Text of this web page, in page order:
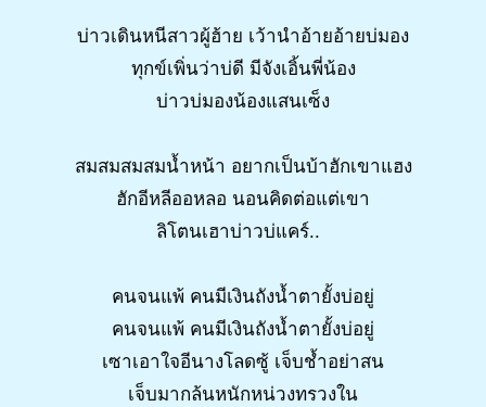
บ่าวเดินหนีสาวผู้ฮ้าย เว้านำอ้ายอ้ายบ่มอง
ทุกข์เพิ่นว่าบ่ดี มีจังเอิ้นพี่น้อง
บ่าวบ่มองน้องแสนเซ็ง
สมสมสมสมน้ำหน้า อยากเป็นบ้าฮักเขาแฮง
ฮักอีหลีออหลอ นอนคิดต่อแต่เขา
ลิโตนเฮาบ่าวบ่แคร์..
คนจนแพ้ คนมีเงินถังน้ำตายั้งบ่อยู่
คนจนแพ้ คนมีเงินถังน้ำตายั้งบ่อยู่
เซาเอาใจอีนางโลดซู้ เจ็บช้ำอย่าสน
เจ็บมากล้นหนักหน่วงทรวงใน